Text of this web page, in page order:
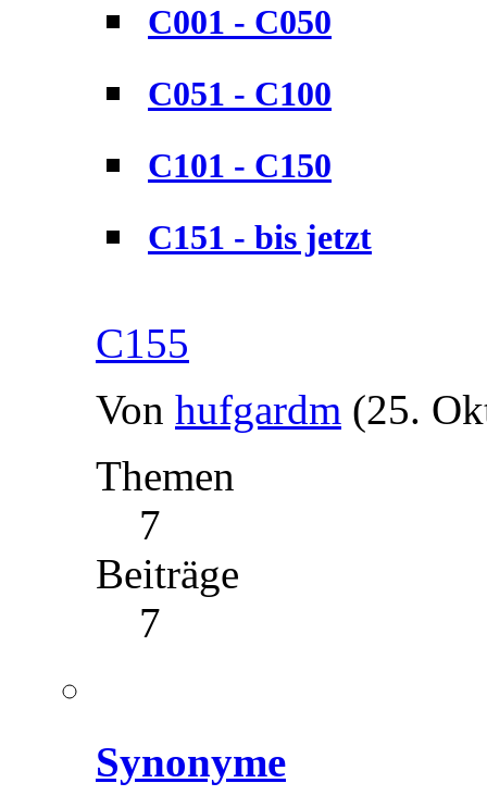
C001 - C050
C051 - C100
C101 - C150
C151 - bis jetzt
C155
Von hufgardm (25.
Themen
7
Beiträge
7
Synonyme